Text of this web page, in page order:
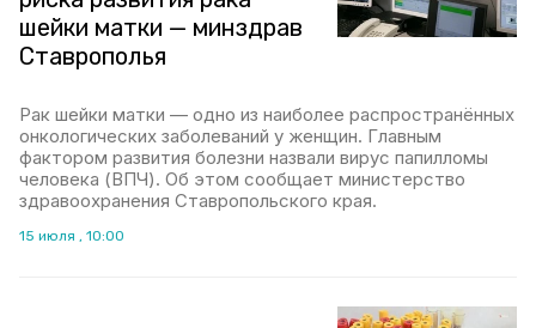
шейки матки — минздрав
Ставрополья
Рак шейки матки — одно из наиболее распространённых
онкологических заболеваний у женщин. Главным
фактором развития болезни назвали вирус папилломы
человека (ВПЧ). Об этом сообщает министерство
здравоохранения Ставропольского края.
15 июля , 10:00